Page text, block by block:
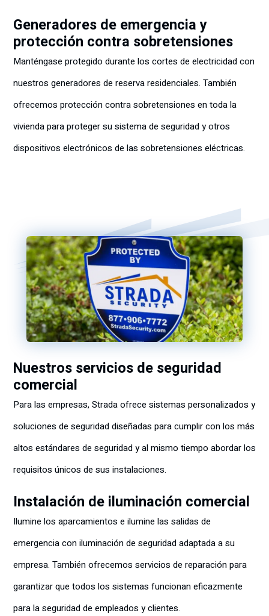
Generadores de emergencia y
protección contra sobretensiones
Manténgase protegido durante los cortes de electricidad con
nuestros generadores de reserva residenciales. También
ofrecemos protección contra sobretensiones en toda la
vivienda para proteger su sistema de seguridad y otros
dispositivos electrónicos de las sobretensiones eléctricas.
Nuestros servicios de seguridad
comercial
Para las empresas, Strada ofrece sistemas personalizados y
soluciones de seguridad diseñadas para cumplir con los más
altos estándares de seguridad y al mismo tiempo abordar los
requisitos únicos de sus instalaciones.
Instalación de iluminación comercial
Ilumine los aparcamientos e ilumine las salidas de
emergencia con iluminación de seguridad adaptada a su
empresa. También ofrecemos servicios de reparación para
garantizar que todos los sistemas funcionan eficazmente
para la seguridad de empleados y clientes.